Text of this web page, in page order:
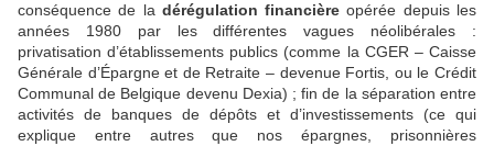
conséquence de la dérégulation financière opérée depuis les
années 1980 par les différentes vagues néolibérales :
privatisation d’établissements publics (comme la CGER – Caisse
Générale d’Épargne et de Retraite – devenue Fortis, ou le Crédit
Communal de Belgique devenu Dexia) ; fin de la séparation entre
activités de banques de dépôts et d’investissements (ce qui
explique entre autres que nos épargnes, prisonnières